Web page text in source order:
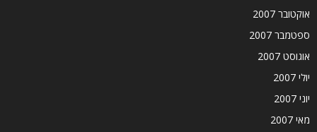
אוקטובר 2007
ספטמבר 2007
אוגוסט 2007
יולי 2007
יוני 2007
מאי 2007